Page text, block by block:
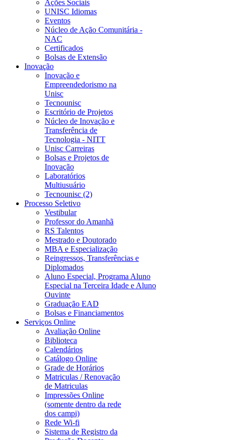
Ações Sociais
UNISC Idiomas
Eventos
Núcleo de Ação Comunitária -
NAC
Certificados
Bolsas de Extensão
Inovação
Inovação e
Empreendedorismo na
Unisc
Tecnounisc
Escritório de Projetos
Núcleo de Inovação e
Transferência de
Tecnologia - NITT
Unisc Carreiras
Bolsas e Projetos de
Inovação
Laboratórios
Multiusuário
Tecnounisc (2)
Processo Seletivo
Vestibular
Professor do Amanhã
RS Talentos
Mestrado e Doutorado
MBA e Especialização
Reingressos, Transferências e
Diplomados
Aluno Especial, Programa Aluno
Especial na Terceira Idade e Aluno
Ouvinte
Graduação EAD
Bolsas e Financiamentos
Serviços Online
Avaliação Online
Biblioteca
Calendários
Catálogo Online
Grade de Horários
Matriculas / Renovação
de Matriculas
Impressões Online
(somente dentro da rede
dos campi)
Rede Wi-fi
Sistema de Registro da